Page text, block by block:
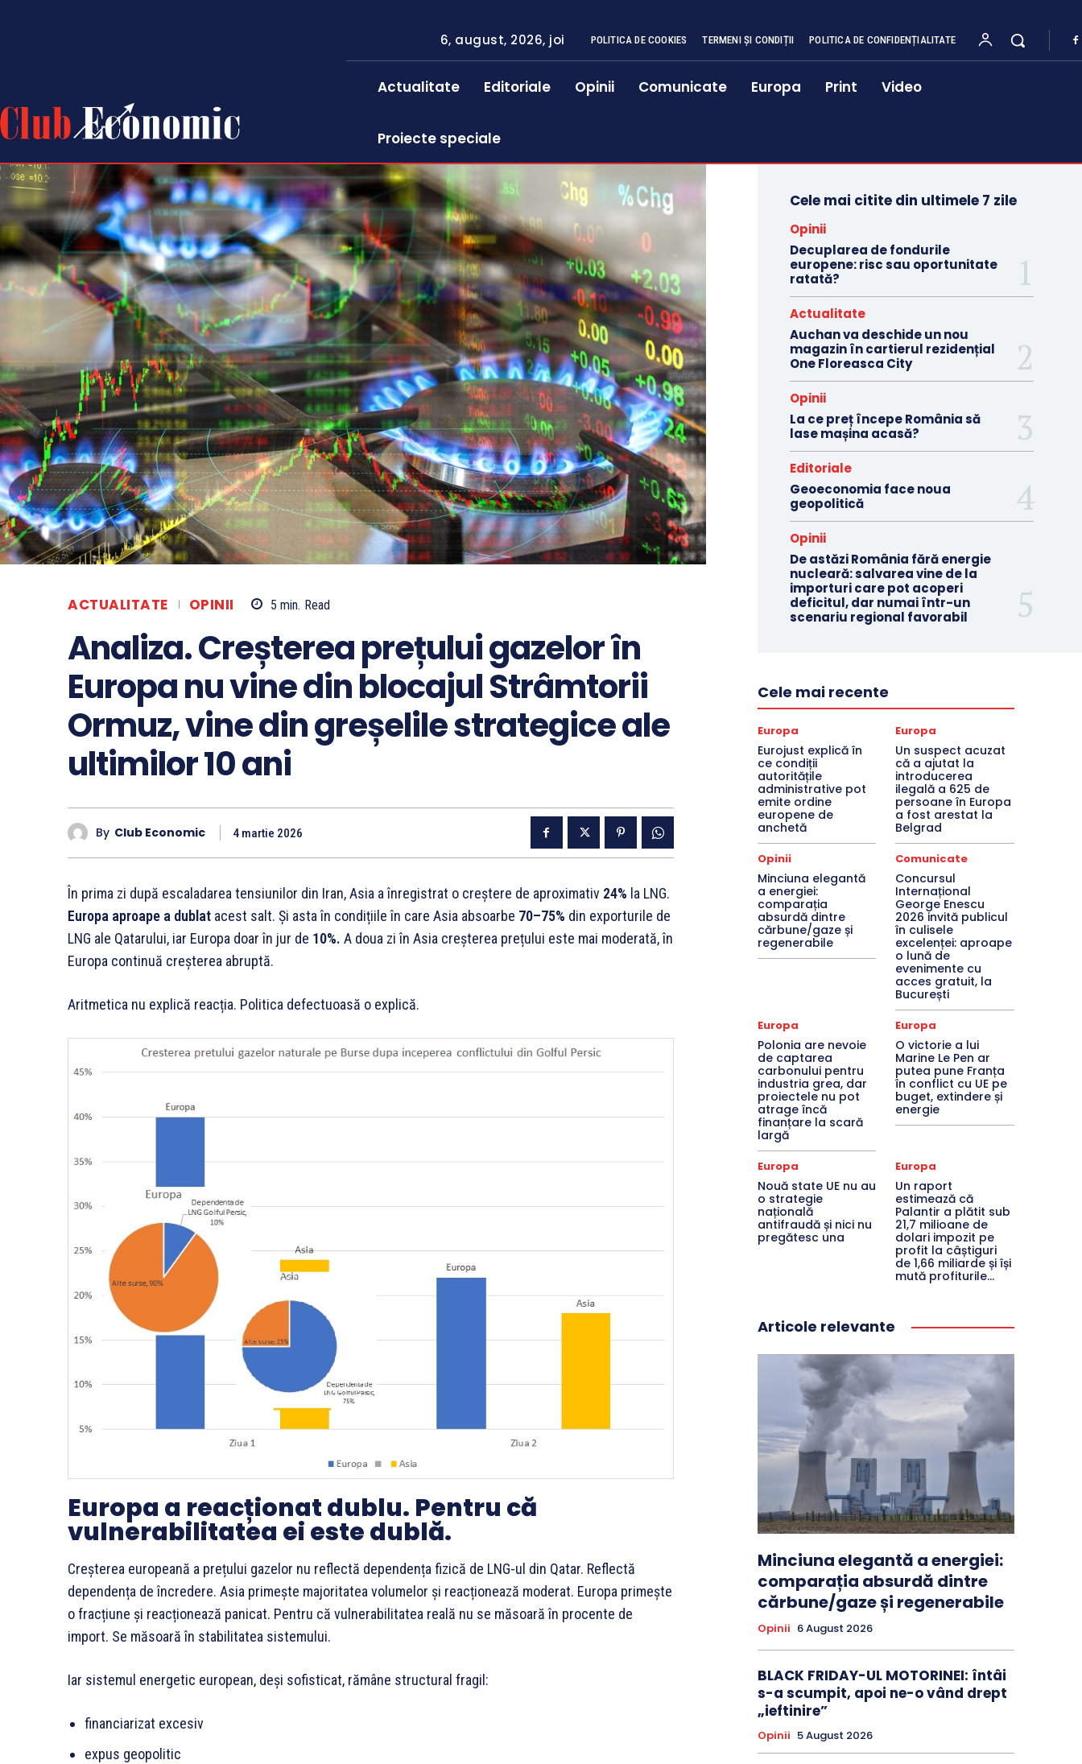
6, august, 2026, joi POLITICA DE COOKIES TERMENI ȘI CONDIȚII POLITICA DE CONFIDENȚIALITATE
Actualitate Editoriale Opinii Comunicate Europa Print Video
Proiecte speciale
ACTUALITATE OPINII 5 min. Read
Analiza. Creșterea prețului gazelor în
Europa nu vine din blocajul Strâmtorii
Ormuz, vine din greșelile strategice ale
ultimilor 10 ani
By Club Economic 4 martie 2026
În prima zi după escaladarea tensiunilor din Iran, Asia a înregistrat o creștere de aproximativ 24% la LNG.
Europa aproape a dublat acest salt. Și asta în condițiile în care Asia absoarbe 70–75% din exporturile de
LNG ale Qatarului, iar Europa doar în jur de 10%. A doua zi în Asia creșterea prețului este mai moderată, în
Europa continuă creșterea abruptă.
Aritmetica nu explică reacția. Politica defectuoasă o explică.
Europa a reacționat dublu. Pentru că
vulnerabilitatea ei este dublă.
Creșterea europeană a prețului gazelor nu reflectă dependența fizică de LNG-ul din Qatar. Reflectă
dependența de încredere. Asia primește majoritatea volumelor și reacționează moderat. Europa primește
o fracțiune și reacționează panicat. Pentru că vulnerabilitatea reală nu se măsoară în procente de
import. Se măsoară în stabilitatea sistemului.
Iar sistemul energetic european, deși sofisticat, rămâne structural fragil:
financiarizat excesiv
expus geopolitic
Cele mai citite din ultimele 7 zile
Opinii
Decuplarea de fondurile
europene: risc sau oportunitate
ratată?
Actualitate
Auchan va deschide un nou
magazin în cartierul rezidențial
One Floreasca City
Opinii
La ce preț începe România să
lase mașina acasă?
Editoriale
Geoeconomia face noua
geopolitică
Opinii
De astăzi România fără energie
nucleară: salvarea vine de la
importuri care pot acoperi
deficitul, dar numai într-un
scenariu regional favorabil
Cele mai recente
Europa
Eurojust explică în
ce condiții
autoritățile
administrative pot
emite ordine
europene de
anchetă
Europa
Un suspect acuzat
că a ajutat la
introducerea
ilegală a 625 de
persoane în Europa
a fost arestat la
Belgrad
Opinii
Minciuna elegantă
a energiei:
comparația
absurdă dintre
cărbune/gaze și
regenerabile
Comunicate
Concursul
Internațional
George Enescu
2026 invită publicul
în culisele
excelenței: aproape
o lună de
evenimente cu
acces gratuit, la
București
Europa
Polonia are nevoie
de captarea
carbonului pentru
industria grea, dar
proiectele nu pot
atrage încă
finanțare la scară
largă
Europa
O victorie a lui
Marine Le Pen ar
putea pune Franța
în conflict cu UE pe
buget, extindere și
energie
Europa
Nouă state UE nu au
o strategie
națională
antifraudă și nici nu
pregătesc una
Europa
Un raport
estimează că
Palantir a plătit sub
21,7 milioane de
dolari impozit pe
profit la câștiguri
de 1,66 miliarde și își
mută profiturile...
Articole relevante
Minciuna elegantă a energiei:
comparația absurdă dintre
cărbune/gaze și regenerabile
Opinii 6 August 2026
BLACK FRIDAY-UL MOTORINEI: întâi
s-a scumpit, apoi ne-o vând drept
„ieftinire”
Opinii 5 August 2026